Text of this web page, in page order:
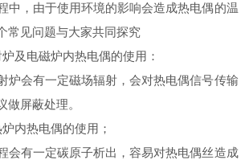
中，由于使用环境的影响会造成热电偶的温
常见问题与大家共同探究
及电磁炉内热电偶的使用：
炉会有一定磁场辐射，会对热电偶信号传输
做屏蔽处理。
内热电偶的使用；
会有一定碳原子析出，容易对热电偶丝造成